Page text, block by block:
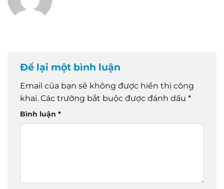
Để lại một bình luận
Email của bạn sẽ không được hiển thị công
khai. Các trường bắt buộc được đánh dấu *
Bình luận *